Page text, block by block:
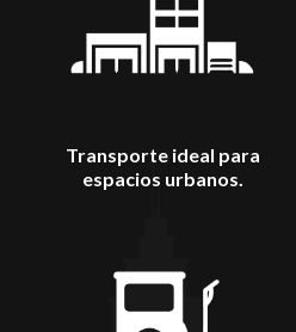
Transporte ideal para
espacios urbanos.